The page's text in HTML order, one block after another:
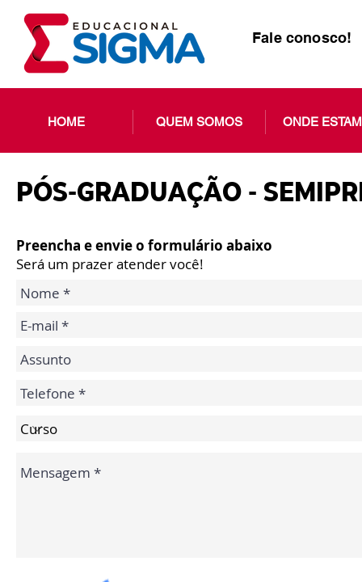
Fale
HOME QUEM SOMOS ONDE
PÓS-GRADUAÇÃO -
Preencha e envie o formulário abaixo
Será um prazer atender você!